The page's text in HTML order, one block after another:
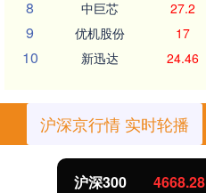
8 中巨芯 27.2
9 优机股份 17
10 新迅达 24.46
沪深京行情 实时轮播
沪深300 4668.28